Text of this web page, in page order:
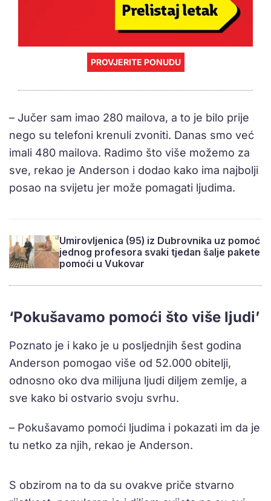
PROVJERITE PONUDU
– Jučer sam imao 280 mailova, a to je bilo prije
nego su telefoni krenuli zvoniti. Danas smo već
imali 480 mailova. Radimo što više možemo za
sve, rekao je Anderson i dodao kako ima najbolji
posao na svijetu jer može pomagati ljudima.
Umirovljenica (95) iz Dubrovnika uz pomoć
jednog profesora svaki tjedan šalje pakete
pomoći u Vukovar
‘Pokušavamo pomoći što više ljudi’
Poznato je i kako je u posljednjih šest godina
Anderson pomogao više od 52.000 obitelji,
odnosno oko dva milijuna ljudi diljem zemlje, a
sve kako bi ostvario svoju svrhu.
– Pokušavamo pomoći ljudima i pokazati im da je
tu netko za njih, rekao je Anderson.
S obzirom na to da su ovakve priče stvarno